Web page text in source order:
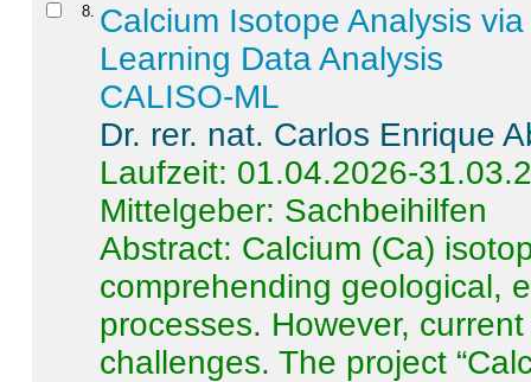
8 Calcium Isotope Analysis
Learning Data Analysis
CALISO-ML
Dr. rer. nat. Carlos Enrique
Laufzeit: 01.04.2026-
Mittelgeber: Sachbeihilfen
Abstract: Calcium (Ca)
comprehending geological,
processes. However,
challenges. The project